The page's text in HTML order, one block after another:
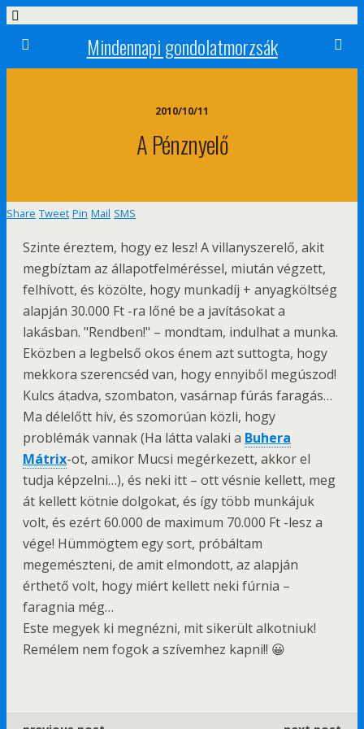
Mindennapi gondolatmorzsák
2010/10/11
A Pénznyelő
Share Tweet Pin Mail SMS
Szinte éreztem, hogy ez lesz! A villanyszerelő, akit
megbíztam az állapotfelméréssel, miután végzett,
felhívott, és közölte, hogy munkadíj + anyagköltség
alapján 30.000 Ft -ra lőné be a javításokat a
lakásban. "Rendben!" – mondtam, indulhat a munka.
Eközben a legbelső okos énem azt suttogta, hogy
mekkora szerencséd van, hogy ennyiből megúszod!
Kulcs átadva, szombaton, vasárnap fúrás faragás…
Ma délelőtt hív, és szomorúan közli, hogy
problémák vannak (Ha látta valaki a Buhera
Mátrix-ot, amikor Mucsi megérkezett, akkor el
tudja képzelni…), és neki itt – ott vésnie kellett, meg
át kellett kötnie dolgokat, és így több munkájuk
volt, és ezért 60.000 de maximum 70.000 Ft -lesz a
vége! Hümmögtem egy sort, próbáltam
megemészteni, de amit elmondott, az alapján
érthető volt, hogy miért kellett neki fúrnia –
faragnia még…
Este megyek ki megnézni, mit sikerült alkotniuk!
Remélem nem fogok a szívemhez kapni!! 😀